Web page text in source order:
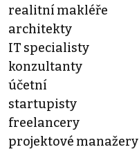
realitní makléře
architekty
IT specialisty
konzultanty
účetní
startupisty
freelancery
projektové manažery